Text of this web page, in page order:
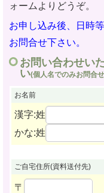
ォームよりどうぞ。
お申し込み後、日時
お問合せ下さい。
お問い合わせい
い(個人名でのみお問合
お名前
漢字:姓
かな:姓
ご自宅住所(資料送付先)
〒